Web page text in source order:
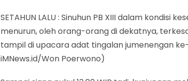
SETAHUN LALU : Sinuhun PB XIII dalam kondisi
menurun, oleh orang-orang di dekatnya,
tampil di upacara adat tingalan jumenengan
iMNews.id/Won Poerwono)